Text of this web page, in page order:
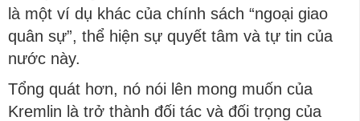
là một ví dụ khác của chính sách “ngoại giao
quân sự”, thể hiện sự quyết tâm và tự tin của
nước này.
Tổng quát hơn, nó nói lên mong muốn của
Kremlin là trở thành đối tác và đối trọng của